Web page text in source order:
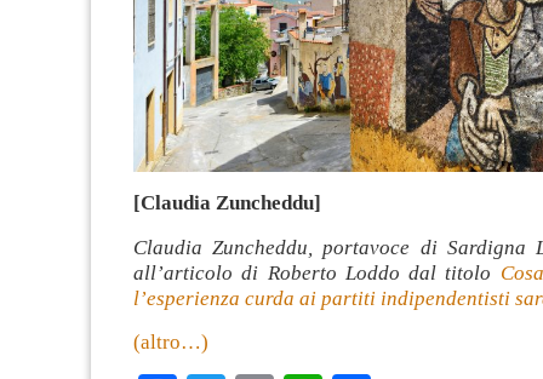
[Claudia Zuncheddu]
Claudia Zuncheddu, portavoce di Sardigna
all’articolo di Roberto Loddo dal titolo
l’esperienza curda ai partiti indipendentisti
(altro…)